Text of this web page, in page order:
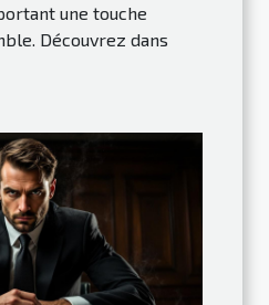
une touche
Découvrez dans